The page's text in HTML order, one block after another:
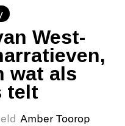
West-
wat als
telt
Amber Toorop